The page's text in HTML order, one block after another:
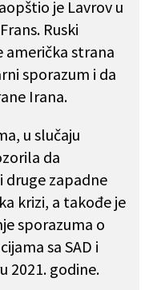
je Lavrov u
Ruski
američka strana
sporazum i da
Irana.
u slučaju
da
druge zapadne
krizi, a takođe je
sporazuma o
sa SAD i
2021. godine.